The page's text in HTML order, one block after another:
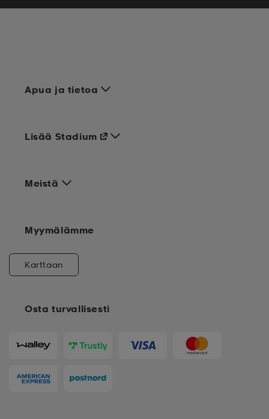
Apua ja tietoa
Meistä
Osta turvallisesti
Lisää Stadium
Myymälämme
Karttaan